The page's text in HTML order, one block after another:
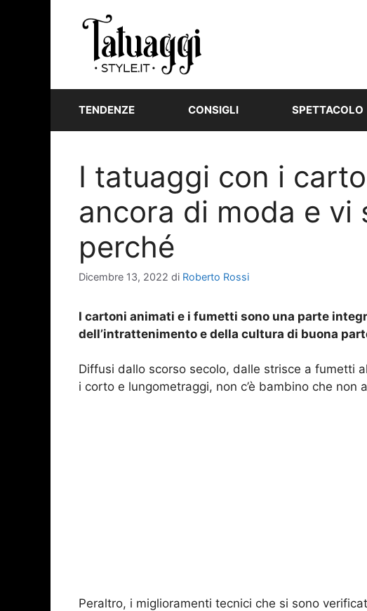
TENDENZE CONSIGLI SPETTACOLO
I tatuaggi con i
ancora di moda e vi
perché
Dicembre 13, 2022 di Roberto Rossi
I cartoni animati e i fumetti sono una parte
dell’intrattenimento e della cultura di buona
Diffusi dallo scorso secolo, dalle strisce a fumetti
i corto e lungometraggi, non c’è bambino che
Peraltro, i miglioramenti tecnici che si sono